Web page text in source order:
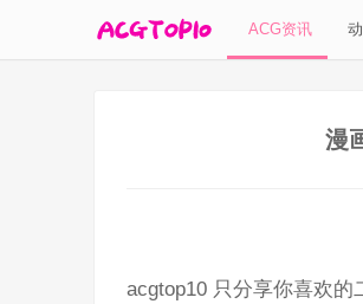
ACG资讯
漫
acgtop10 只分享你喜欢的